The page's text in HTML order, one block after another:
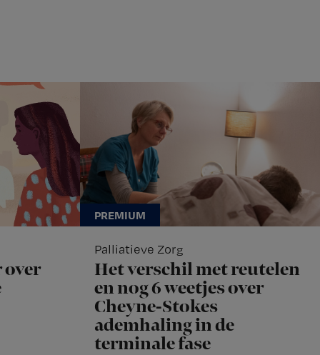
over
Palliatieve Zorg
Het verschil met reutelen
en nog 6 weetjes over
Cheyne-Stokes
ademhaling in de
terminale fase